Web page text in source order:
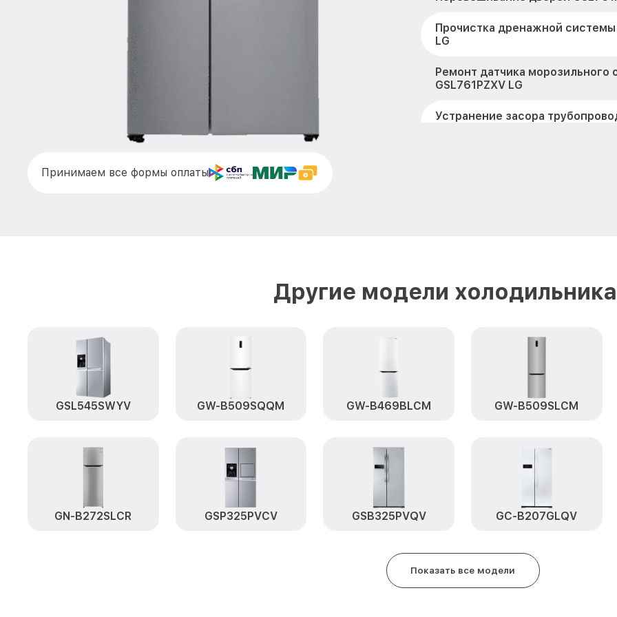
Прочистка дренажной системы
LG
Ремонт датчика морозильного
GSL761PZXV LG
Устранение засора
Замена термостата GSL761PZXV
платы) GSL761PZXV LG
Замена мотор-компрессора
Замена нагревателя оттайки
Замена нагревателя
Принимаем все формы оплаты
Другие модели
GSL545SWYV GW-B509SQQM GW-B469BLCM GW-B509SLCM
GN-B272SLCR GSP325PVCV GSB325PVQV GC-B207GLQV
Показать все модели